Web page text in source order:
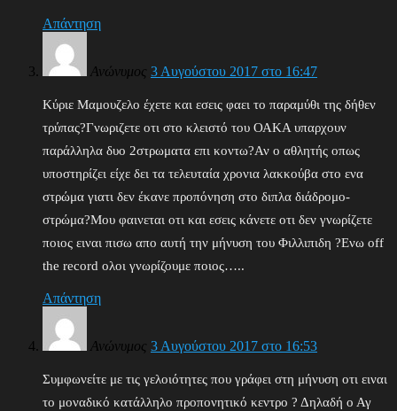
Απάντηση
Ανώνυμος 3 Αυγούστου 2017 στο 16:47
Κύριε Μαμουζελο έχετε και εσεις φαει το παραμύθι της δήθεν
τρύπας?Γνωριζετε οτι στο κλειστό του ΟΑΚΑ υπαρχουν
παράλληλα δυο 2στρωματα επι κοντω?Αν ο αθλητής οπως
υποστηρίζει είχε δει τα τελευταία χρονια λακκούβα στο ενα
στρώμα γιατι δεν έκανε προπόνηση στο διπλα διάδρομο-
στρώμα?Μου φαινεται οτι και εσεις κάνετε οτι δεν γνωρίζετε
ποιος ειναι πισω απο αυτή την μήνυση του Φιλλιπιδη ?Ενω off
the record ολοι γνωρίζουμε ποιος…..
Απάντηση
Ανώνυμος 3 Αυγούστου 2017 στο 16:53
Συμφωνείτε με τις γελοιότητες που γράφει στη μήνυση οτι ειναι
το μοναδικό κατάλληλο προπονητικό κεντρο ? Δηλαδή ο Αγ